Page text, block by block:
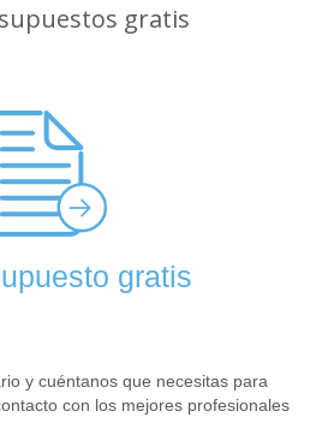
gratis
gratis
y cuéntanos que necesitas para
con los mejores profesionales